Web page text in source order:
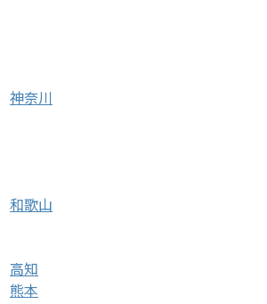
神奈川
和歌山
高知
熊本